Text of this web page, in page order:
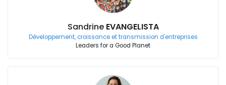
Sandrine EVANGELISTA
Développement, croissance et transmission d'entreprises
Leaders for a Good Planet